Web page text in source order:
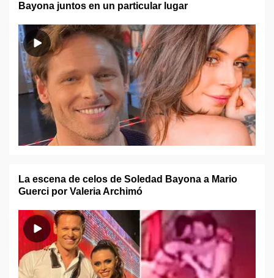
Bayona juntos en un particular lugar
La escena de celos de Soledad Bayona a Mario
Guerci por Valeria Archimó